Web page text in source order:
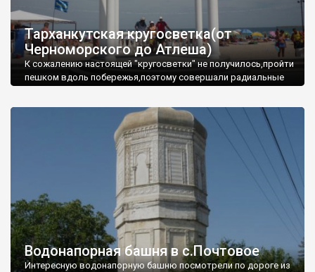
Тарханкутская кругосветка(от
Черноморского до Атлеша)
К сожалению настоящей "кругосветки" не получилось,пройти
пешком вдоль побережья,поэтому совершали радиальные
Водонапорная башня в с.Почтовое
Интересную водонапорную башню посмотрели по дороге из